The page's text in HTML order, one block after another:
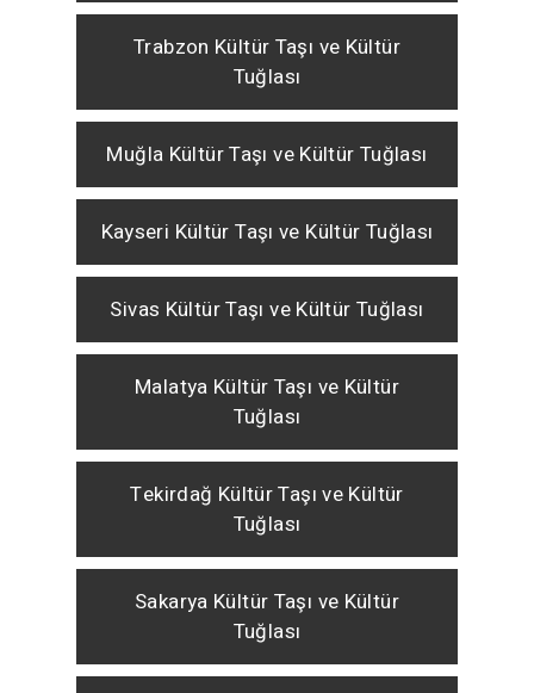
Trabzon Kültür Taşı ve Kültür
Tuğlası
Muğla Kültür Taşı ve Kültür Tuğlası
Kayseri Kültür Taşı ve Kültür Tuğlası
Sivas Kültür Taşı ve Kültür Tuğlası
Malatya Kültür Taşı ve Kültür
Tuğlası
Tekirdağ Kültür Taşı ve Kültür
Tuğlası
Sakarya Kültür Taşı ve Kültür
Tuğlası